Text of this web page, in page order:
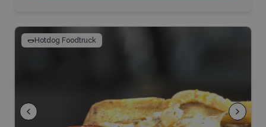
🌭Hotdog Foodtruck